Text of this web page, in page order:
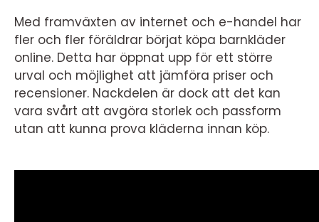
Med framväxten av internet och e-handel har
fler och fler föräldrar börjat köpa barnkläder
online. Detta har öppnat upp för ett större
urval och möjlighet att jämföra priser och
recensioner. Nackdelen är dock att det kan
vara svårt att avgöra storlek och passform
utan att kunna prova kläderna innan köp.